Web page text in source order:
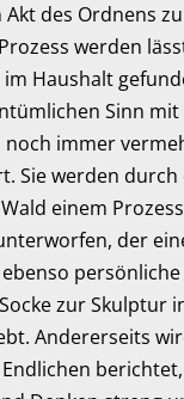
des Ordnens
werden
Haushalt
Sinn
immer
Sie werden durch
Wald einem
der
persönliche
zur Skulptur
Andererseits